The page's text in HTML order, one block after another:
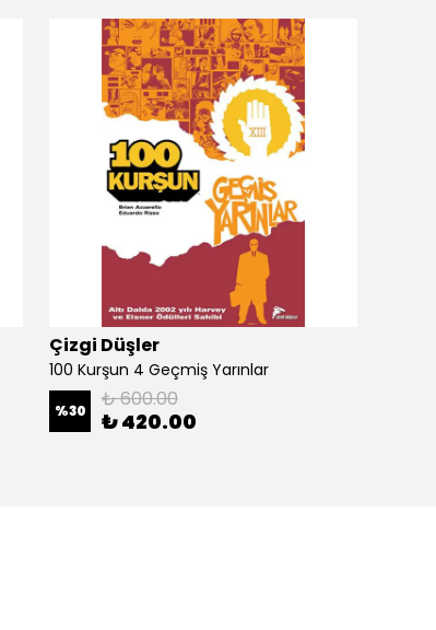
Çizgi Düşler
100 Kurşun 4 Geçmiş Yarınlar
%30 ₺ 600.00
₺ 420.00